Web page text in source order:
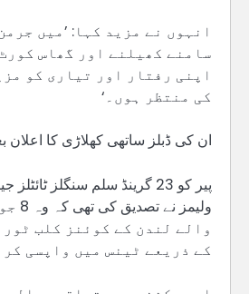
انہوں نے مزید کہا: ’میں
سامنے کھیلنے اور گھاس
اپنی رفتار اور تیاری کو
کی منتظر ہوں۔‘
ان کی ڈبلز ساتھی کھلاڑی کا اعلان
پیر کو 23 گرینڈ سلم سنگلز
والے لندن کے کوئنز کلب
کے ذریعے ٹینس میں واپسی کر